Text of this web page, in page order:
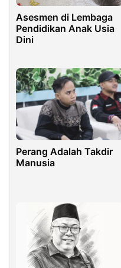
Asesmen di Lembaga
Pendidikan Anak Usia
Dini
Perang Adalah Takdir
Manusia